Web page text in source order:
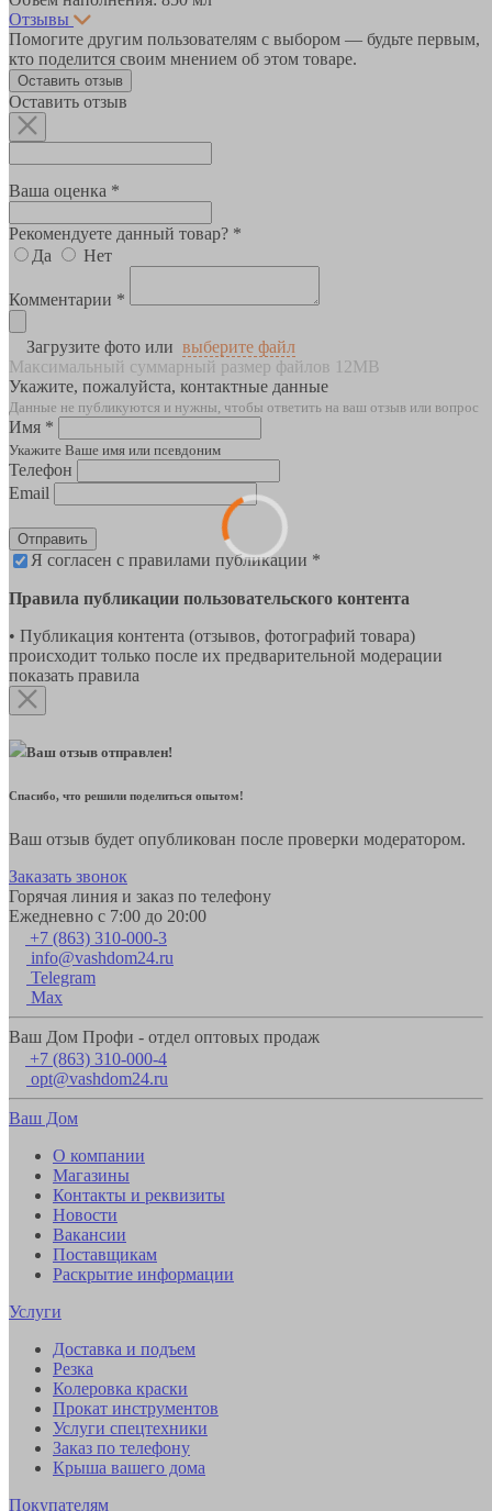
Отзывы
Помогите другим пользователям с выбором — будьте первым,
кто поделится своим мнением об этом товаре.
Оставить отзыв
Оставить отзыв
Ваша оценка *
Рекомендуете данный товар? *
Да
Нет
Комментарии *
Загрузите фото или выберите файл
Максимальный суммарный размер файлов 12MB
Укажите, пожалуйста, контактные данные
Данные не публикуются и нужны, чтобы ответить на ваш отзыв или вопрос
Имя *
Укажите Ваше имя или псевдоним
Телефон
Email
Отправить
Я согласен с правилами публикации *
Правила публикации пользовательского контента
• Публикация контента (отзывов, фотографий товара)
происходит только после их предварительной модерации
показать правила
Ваш отзыв отправлен!
Спасибо, что решили поделиться опытом!
Ваш отзыв будет опубликован после проверки модератором.
Заказать звонок
Горячая линия и заказ по телефону
Ежедневно с 7:00 до 20:00
+7 (863) 310-000-3
info@vashdom24.ru
Telegram
Max
Ваш Дом Профи - отдел оптовых продаж
+7 (863) 310-000-4
opt@vashdom24.ru
Ваш Дом
О компании
Магазины
Контакты и реквизиты
Новости
Вакансии
Поставщикам
Раскрытие информации
Услуги
Доставка и подъем
Резка
Колеровка краски
Прокат инструментов
Услуги спецтехники
Заказ по телефону
Крыша вашего дома
Покупателям